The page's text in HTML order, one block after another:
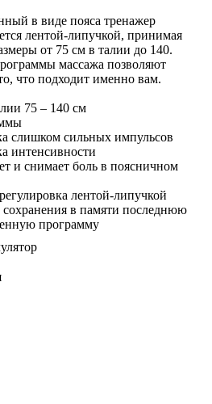
в виде пояса тренажер
лентой-липучкой, принимая
от 75 см в талии до 140.
массажа позволяют
что подходит именно вам.
75 – 140 см
слишком сильных импульсов
интенсивности
и снимает боль в поясничном
лентой-липучкой
в памяти последнюю
программу